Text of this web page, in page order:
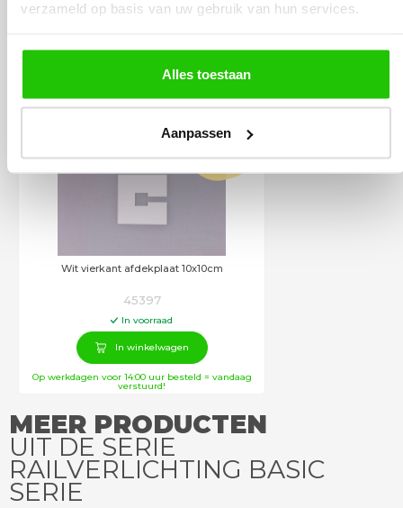
verzameld op basis van uw gebruik van hun services.
Alles toestaan
Aanpassen
INCLUSIEF
DIMMERS
Wit vierkant afdekplaat 10x10cm
€7
45397
In voorraad
In winkelwagen
Op werkdagen voor 14:00 uur besteld = vandaag
verstuurd!
MEER PRODUCTEN
UIT DE SERIE
RAILVERLICHTING BASIC
SERIE